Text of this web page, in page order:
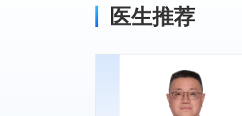
医生推荐
专长：